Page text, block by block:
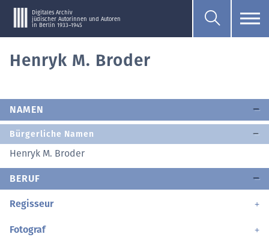
Digitales Archiv
jüdischer Autorinnen und Autoren
in Berlin 1933–1945
Henryk M. Broder
NAMEN
Bürgerliche Namen
Henryk M. Broder
BERUF
Regisseur
Fotograf